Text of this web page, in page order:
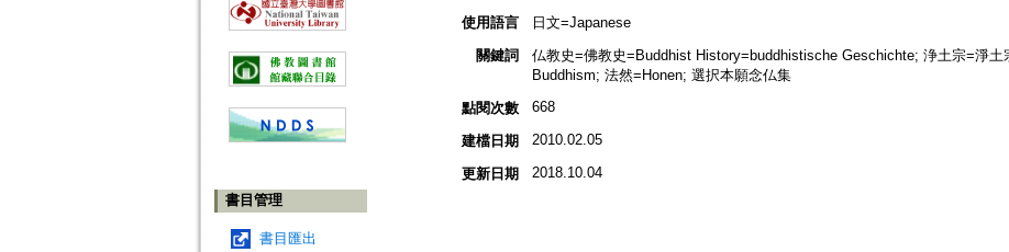
書目管理
書目匯出
使用語言
日文=Japanese
關鍵詞
仏教史=佛教史=Buddhist History=buddhistische Geschichte; 浄土宗=淨土
Buddhism; 法然=Honen; 選択本願念仏集
點閱次數
668
建檔日期 2010.02.05
更新日期 2018.10.04